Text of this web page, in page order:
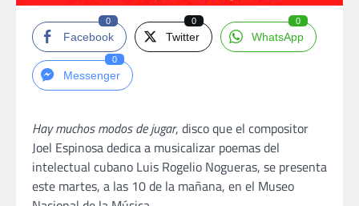
Facebook
0
Twitter
0
WhatsApp
0
Messenger
0
Hay muchos modos de jugar, disco que el compositor
Joel Espinosa dedica a musicalizar poemas del
intelectual cubano Luis Rogelio Nogueras, se presenta
este martes, a las 10 de la mañana, en el Museo